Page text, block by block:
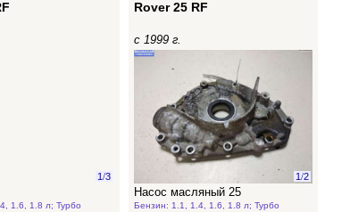
1/3
1.6, 1.8 л; Турбо
Rover 25 RF
с 1999 г.
1/2
Насос масляный 25
Бензин: 1.1, 1.4, 1.6, 1.8 л; Турбо